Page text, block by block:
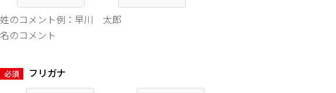
名のコメント
姓のコメント例：早川 太郎
フリガナ
必須